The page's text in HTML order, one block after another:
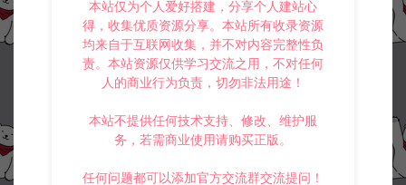
本站仅为个人爱好搭建，分享个人建站心
得，收集优质资源分享。本站所有收录资源
均来自于互联网收集，并不对内容完整性负
责。本站资源仅供学习交流之用，不对任何
人的商业行为负责，切勿非法用途！
本站不提供任何技术支持、修改、维护服
务，若需商业使用请购买正版。
任何问题都可以添加官方交流群交流提问！